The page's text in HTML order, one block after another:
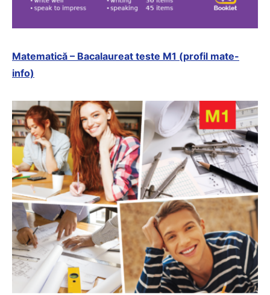
Matematică – Bacalaureat teste M1 (profil mate-
info)